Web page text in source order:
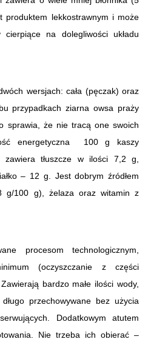
produktem lekkostrawnym i może
na dolegliwości układu
wersjach: cała (pęczak) oraz
przypadkach ziarna owsa praży
sprawia, że nie tracą one swoich
energetyczna 100 g kaszy
tłuszcze w ilości 7,2 g,
– 12 g. Jest dobrym źródłem
g/100 g), żelaza oraz witamin z
procesom technologicznym,
(oczyszczanie z części
bardzo małe ilości wody,
przechowywane bez użycia
Dodatkowym atutem
Nie trzeba ich obierać –